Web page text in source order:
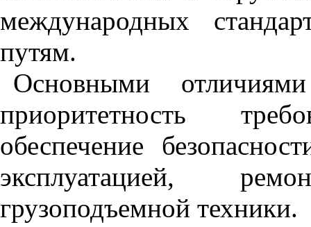
международных
путям.
Основными
приоритетность
обеспечение
эксплуатацией,
грузоподъемной техники.